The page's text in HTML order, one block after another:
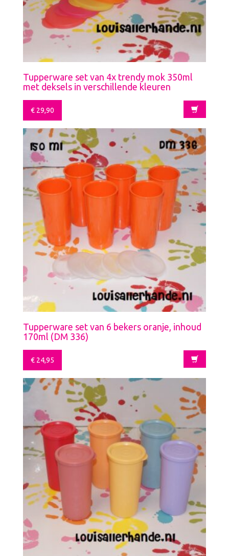
Tupperware set van 4x trendy mok 350ml
met deksels in verschillende kleuren
€ 29,90
Tupperware set van 6 bekers oranje, inhoud
170ml (DM 336)
€ 24,95